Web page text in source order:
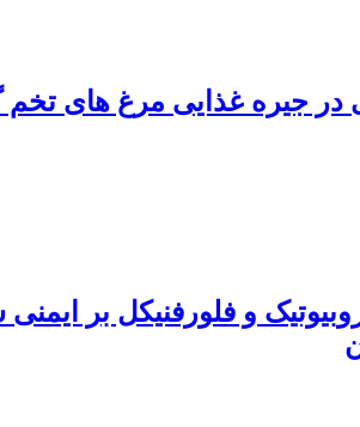
در جیره غذایی مرغ های
و فلورفنیکل بر